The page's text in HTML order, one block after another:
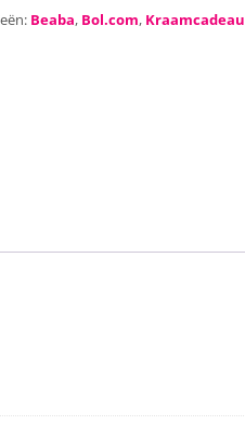
Beaba, Bol.com, Kraamcadeau